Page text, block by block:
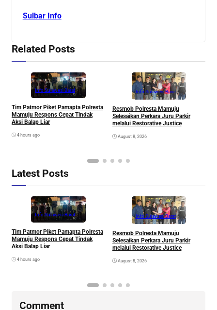
Sulbar Info
Related Posts
Info Sulawesi Barat
Tim Patmor Piket Pamapta Polresta
Mamuju Respons Cepat Tindak
Aksi Balap Liar
4 hours ago
Info Sulawesi Barat
Resmob Polresta Mamuju
Selesaikan Perkara Juru Parkir
melalui Restorative Justice
August 8, 2026
Latest Posts
Info Sulawesi Barat
Tim Patmor Piket Pamapta Polresta
Mamuju Respons Cepat Tindak
Aksi Balap Liar
4 hours ago
Info Sulawesi Barat
Resmob Polresta Mamuju
Selesaikan Perkara Juru Parkir
melalui Restorative Justice
August 8, 2026
Comment